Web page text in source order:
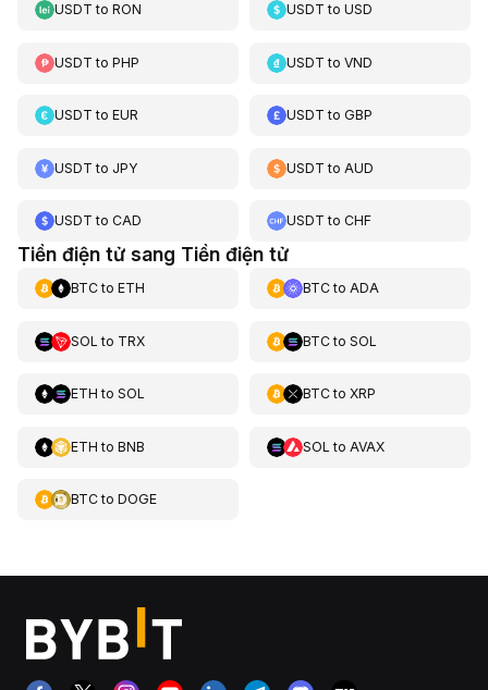
USDT to RON USDT toUSD
USDT to PHP USDT toVND
USDT to EUR USDT toGBP
USDT to JPY USDT to AUD
USDT to CAD USDT toCHF
Tiền điện tử sang Tiền điện tử
BTCto ETH BTCto ADA
SOL to TRX BTCto SOL
ETH to SOL BTCto XRP
ETH to BNB SOL to AVAX
BTCto DOGE